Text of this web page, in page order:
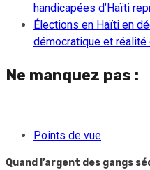
handicapées d’Haïti
Élections en Haïti en
démocratique et réalité
Ne manquez pas :
Points de vue
Quand l’argent des gangs